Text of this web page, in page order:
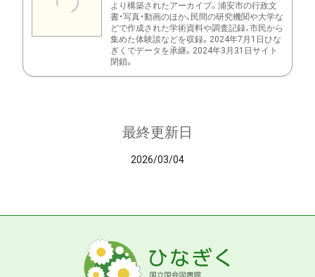
より構築されたアーカイブ。浦安市の行政文
書・写真・動画のほか、民間の研究機関や大学な
どで作成された学術資料や調査記録、市民から
集めた体験談などを収録。2024年7月1日ひな
ぎくでデータを承継。2024年3月31日サイト
閉鎖。
最終更新日
2026/03/04